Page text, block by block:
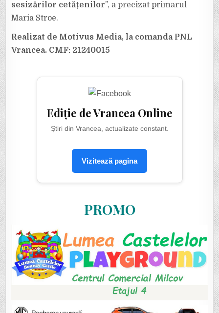
sesizărilor cetățenilor”, a precizat primarul
Maria Stroe.
Realizat de Motivus Media, la comanda PNL
Vrancea. CMF: 21240015
Ediție de Vrancea Online
Știri din Vrancea, actualizate constant.
Vizitează pagina
PROMO